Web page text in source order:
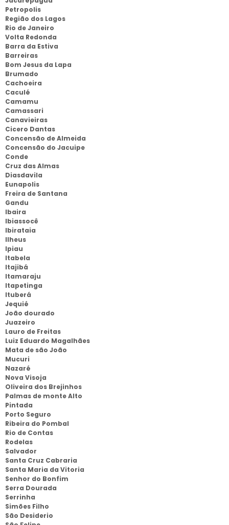
Petropolis
Região dos Lagos
Rio de Janeiro
Volta Redonda
Barra da Estiva
Barreiras
Bom Jesus da Lapa
Brumado
Cachoeira
Caculé
Camamu
Camassari
Canavieiras
Cicero Dantas
Concensão de Almeida
Concensão do Jacuipe
Conde
Cruz das Almas
Diasdavila
Eunapolis
Freira de Santana
Gandu
Ibaira
Ibiassocê
Ibirataia
Ilheus
Ipiau
Itabela
Itajibá
Itamaraju
Itapetinga
Ituberá
Jequié
João dourado
Juazeiro
Lauro de Freitas
Luiz Eduardo Magalhães
Mata de são João
Mucuri
Nazaré
Nova Visoja
Oliveira dos Brejinhos
Palmas de monte Alto
Pintada
Porto Seguro
Ribeira do Pombal
Rio de Contas
Rodelas
Salvador
Santa Cruz Cabraria
Santa Maria da Vitoria
Senhor do Bonfim
Serra Dourada
Serrinha
Simões Filho
São Desiderio